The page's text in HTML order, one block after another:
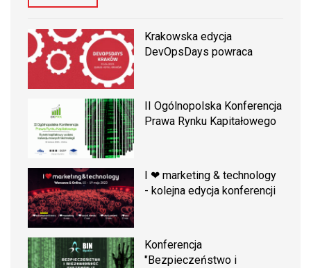
Krakowska edycja
DevOpsDays powraca
II Ogólnopolska Konferencja
Prawa Rynku Kapitałowego
I ❤ marketing & technology
- kolejna edycja konferencji
Konferencja
"Bezpieczeństwo i